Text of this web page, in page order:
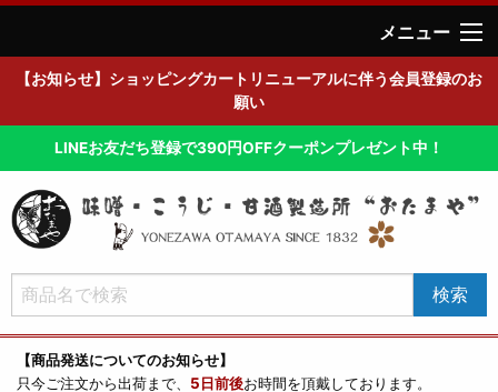
メニュー
【お知らせ】ショッピングカートリニューアルに伴う会員登録のお
願い
LINEお友だち登録で390円OFFクーポンプレゼント中！
【商品発送についてのお知らせ】
只今ご注文から出荷まで、 5日前後お時間を頂戴しております。